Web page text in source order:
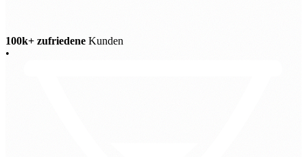
100k+ zufriedene Kunden
•